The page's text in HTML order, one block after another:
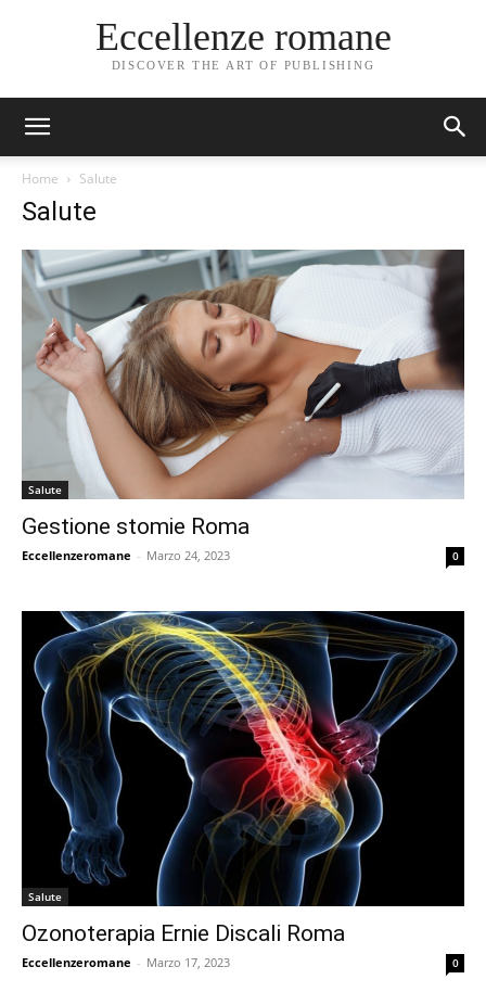
Eccellenze romane
DISCOVER THE ART OF PUBLISHING
Home Salute
Salute
Salute
Gestione stomie Roma
Eccellenzeromane - Marzo 24, 2023 0
Salute
Ozonoterapia Ernie Discali Roma
Eccellenzeromane - Marzo 17, 2023 0